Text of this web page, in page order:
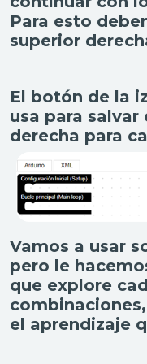
Para esto
superior
El botón de la
usa para
derecha para
Vamos a usar
pero le
que explore
el aprendizaje